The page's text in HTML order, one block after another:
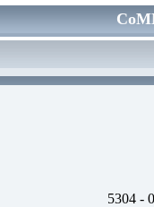
5304 -